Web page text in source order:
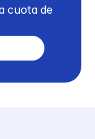
cuota de